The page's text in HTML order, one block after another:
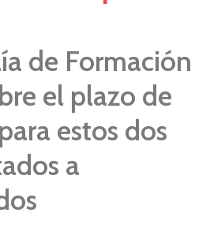
de Formación
el plazo de
estos dos
a